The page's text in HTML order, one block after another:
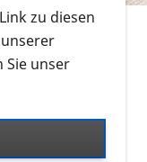
Website
an.
Infomaterial
ausschließlich
oder Videos zu
zu diesen
Sie unser